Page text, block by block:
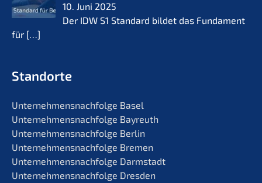
10. Juni 2025
Der IDW S1 Standard bildet das Funda­ment
für […]
Standorte
Unternehmens­nachfolge Basel
Unternehmens­nachfolge Bayreuth
Unternehmens­nachfolge Berlin
Unternehmens­nachfolge Bremen
Unternehmens­nachfolge Darmstadt
Unternehmens­nachfolge Dresden